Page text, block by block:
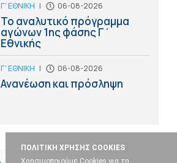
ΠΟΛΙΤΙΚΗ ΧΡΗΣΗΣ COOKIES
Χρησιμοποιούμε Cookies για τη
Γ' ΕΘΝΙΚΗ | 06-08-2026
Το αναλυτικό πρόγραμμα
αγώνων 1ης φάσης Γ΄
Εθνικής
Γ' ΕΘΝΙΚΗ | 06-08-2026
Ανανέωση και πρόσληψη